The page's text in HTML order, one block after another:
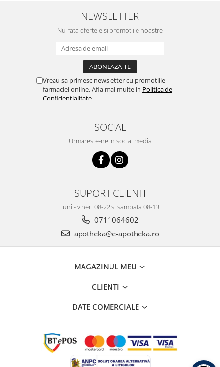
NEWSLETTER
Nu rata ofertele si promotiile noastre
Vreau sa primesc newsletter cu promotiile
farmaciei online. Afla mai multe in Politica de
Confidentialitate
SOCIAL
Urmareste-ne in social media
SUPORT CLIENTI
luni - vineri 08-22 si sambata 08-13
0711064602
apotheka@e-apotheka.ro
MAGAZINUL MEU
CLIENTI
DATE COMERCIALE